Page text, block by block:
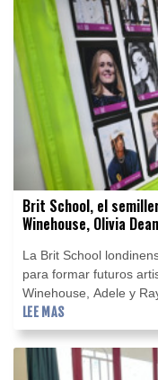
Brit School, el
Winehouse, Olivia
La Brit School
para formar futuros
Winehouse, Adele y
por su papel de
escuela pública,
LEE MAS